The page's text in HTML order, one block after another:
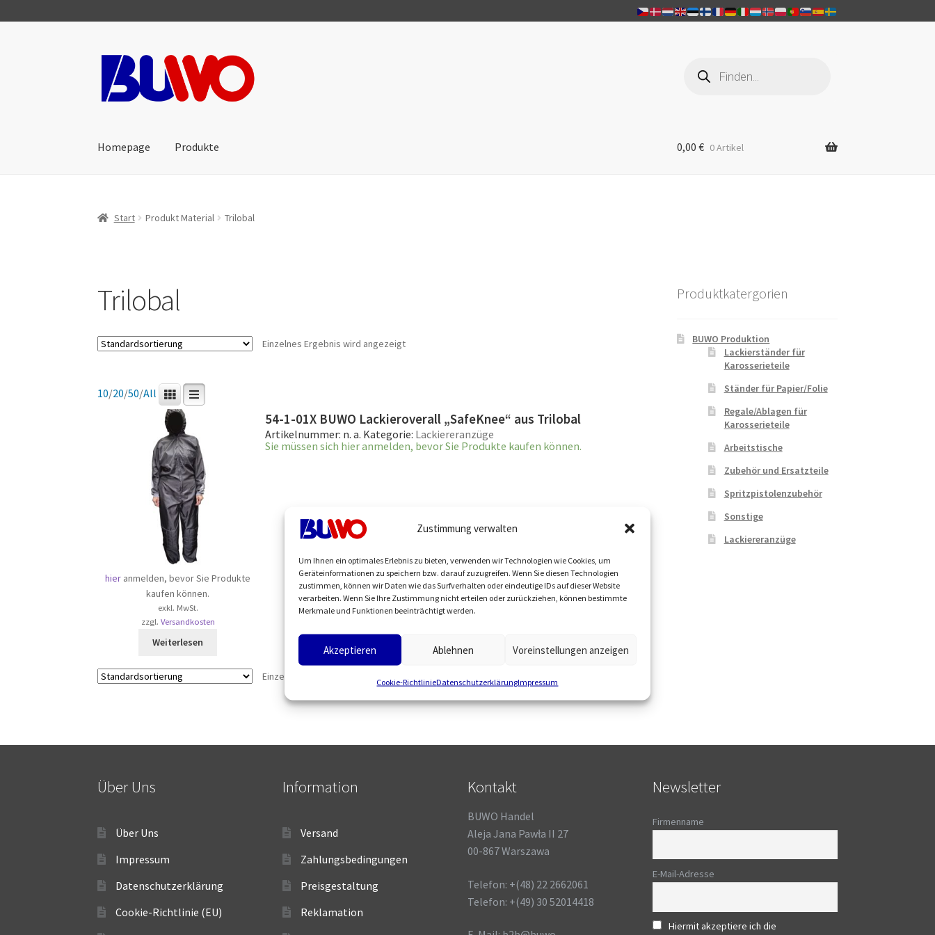
Zustimmung verwalten
Um Ihnen ein optimales Erlebnis zu bieten, verwenden wir Technologien wie Cookies, um
Geräteinformationen zu speichern bzw. darauf zuzugreifen. Wenn Sie diesen Technologien
zustimmen, können wir Daten wie das Surfverhalten oder eindeutige IDs auf dieser Website
verarbeiten. Wenn Sie Ihre Zustimmung nicht erteilen oder zurückziehen, können bestimmte
Merkmale und Funktionen beeinträchtigt werden.
Akzeptieren Ablehnen Voreinstellungen anzeigen
Cookie-RichtlinieDatenschutzerklärungImpressum
Zur
Navigation
springen
Zum
Inhalt
springen
search
Homepage Produkte 0,00 € 0 Artikel
Start Produkt Material Trilobal
Trilobal
Einzelnes Ergebnis wird angezeigt
10/20/50/All
hier anmelden, bevor Sie Produkte
kaufen können.
exkl. MwSt.
zzgl. Versandkosten
Weiterlesen
54-1-01X BUWO Lackieroverall „SafeKnee“ aus Trilobal
Artikelnummer: n. a. Kategorie: Lackiereranzüge
Sie müssen sich hieranmelden, bevor Sie Produkte kaufen können.
Einzelnes Ergebnis wird angezeigt
Produktkatergorien
BUWO Produktion
Lackierständer für
Karosserieteile
Ständer für Papier/Folie
Regale/Ablagen für
Karosserieteile
Arbeitstische
Zubehör und Ersatzteile
Spritzpistolenzubehör
Sonstige
Lackiereranzüge
Über Uns
Über Uns
Impressum
Datenschutzerklärung
Cookie-Richtlinie (EU)
Information
Versand
Zahlungsbedingungen
Preisgestaltung
Reklamation
Kontakt
BUWO Handel
Aleja Jana Pawła II 27
00-867 Warszawa
Telefon: +(48) 22 2662061
Telefon: +(49) 30 52014418
Newsletter
Firmenname
E-Mail-Adresse
Hiermit akzeptiere ich die